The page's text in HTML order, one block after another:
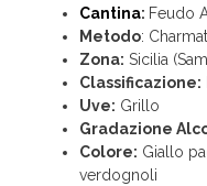
Cantina: Feudo
Metodo: Charmat
Zona: Sicilia
Classificazione:
Uve: Grillo
Gradazione
Colore: Giallo
verdognoli